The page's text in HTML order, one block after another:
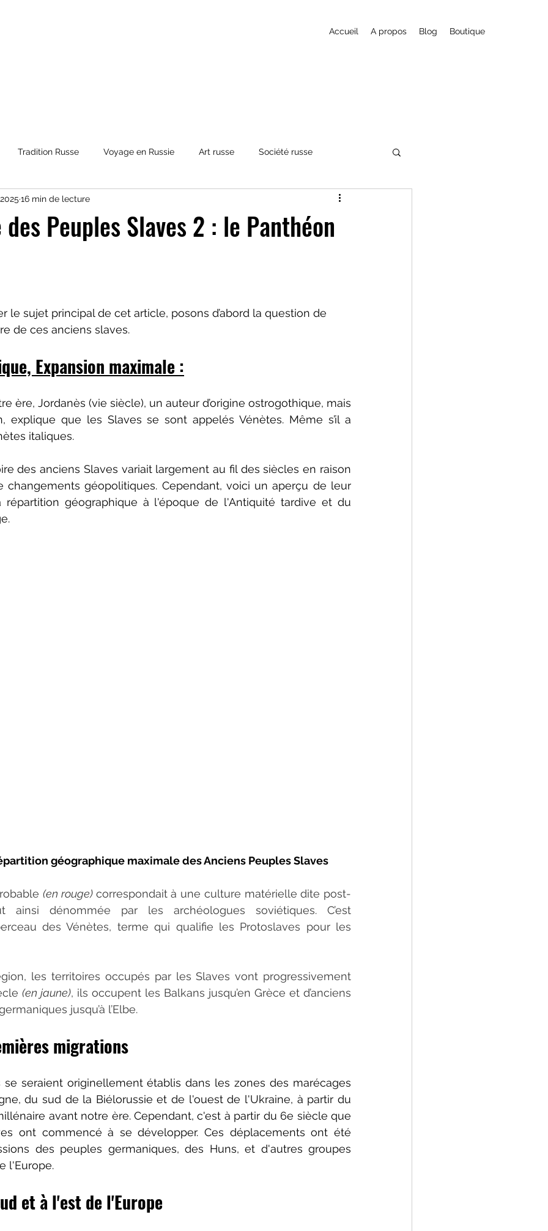
Accueil A propos Blog Boutique
Tradition Russe Voyage en Russie Art russe Société russe
Mythologies Histoire de la Russie
Peuples Slaves 2 : le Panthéon
16 min de lecture
5.
le sujet principal de cet article, posons d’abord la question de
de ces anciens slaves.
Expansion maximale :
ère, Jordanès (vie siècle), un auteur d’origine ostrogothique, mais
explique que les Slaves se sont appelés Vénètes. Même s’il a
italiques.
des anciens Slaves variait largement au fil des siècles en raison
changements géopolitiques. Cependant, voici un aperçu de leur
géographique à l'époque de l'Antiquité tardive et du
géographique maximale des Anciens Peuples Slaves
(en rouge) correspondait à une culture matérielle dite post-
ainsi dénommée par les archéologues soviétiques. C’est
des Vénètes, terme qui qualifie les Protoslaves pour les
les territoires occupés par les Slaves vont progressivement
(en jaune), ils occupent les Balkans jusqu’en Grèce et d’anciens
jusqu’à l’Elbe.
migrations
se seraient originellement établis dans les zones des marécages
du sud de la Biélorussie et de l'ouest de l'Ukraine, à partir du
avant notre ère. Cependant, c'est à partir du 6e siècle que
ont commencé à se développer. Ces déplacements ont été
des peuples germaniques, des Huns, et d'autres groupes
l'Europe.
et à l'est de l'Europe